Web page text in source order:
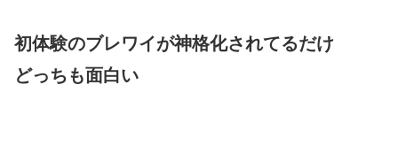
初体験のブレワイが神格化されてるだけ
どっちも面白い